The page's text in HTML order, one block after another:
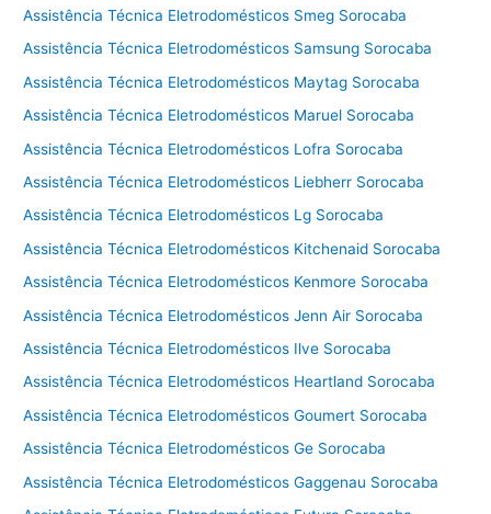
Assistência Técnica Eletrodomésticos Smeg Sorocaba
Assistência Técnica Eletrodomésticos Samsung Sorocaba
Assistência Técnica Eletrodomésticos Maytag Sorocaba
Assistência Técnica Eletrodomésticos Maruel Sorocaba
Assistência Técnica Eletrodomésticos Lofra Sorocaba
Assistência Técnica Eletrodomésticos Liebherr Sorocaba
Assistência Técnica Eletrodomésticos Lg Sorocaba
Assistência Técnica Eletrodomésticos Kitchenaid Sorocaba
Assistência Técnica Eletrodomésticos Kenmore Sorocaba
Assistência Técnica Eletrodomésticos Jenn Air Sorocaba
Assistência Técnica Eletrodomésticos Ilve Sorocaba
Assistência Técnica Eletrodomésticos Heartland Sorocaba
Assistência Técnica Eletrodomésticos Goumert Sorocaba
Assistência Técnica Eletrodomésticos Ge Sorocaba
Assistência Técnica Eletrodomésticos Gaggenau Sorocaba